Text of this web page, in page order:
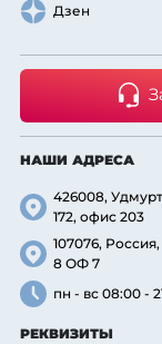
Дзен
НАШИ АДРЕСА
426008,
172, офис 203
107076,
8 ОФ 7
пн - вс 08:00 -
РЕКВИЗИТЫ